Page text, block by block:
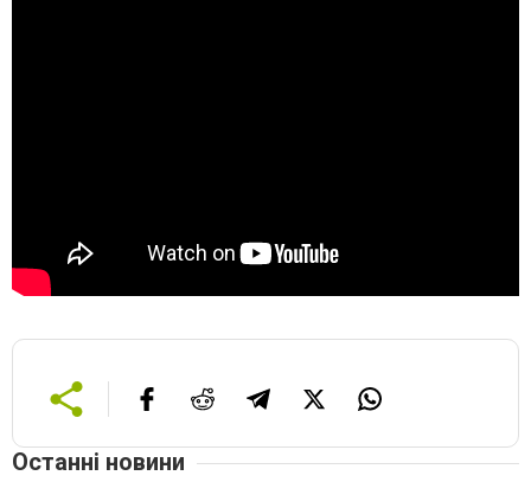
Останні новини